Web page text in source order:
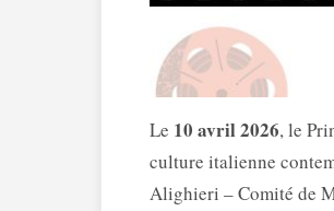
Le 10 avril 2026, le
culture italienne
Alighieri – Comité de